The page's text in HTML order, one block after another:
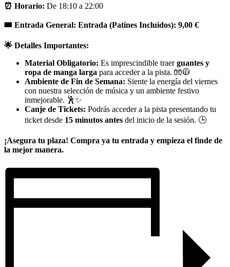
⏰ Horario: De 18:10 a 22:00
🎟️ Entrada General: Entrada (Patines Incluidos): 9,00 €
🌟 Detalles Importantes:
Material Obligatorio: Es imprescindible traerguantes y
ropa de manga larga para acceder a la pista. 🧤🧥
Ambiente de Fin de Semana: Siente la energía del viernes
con nuestra selección de música y un ambiente festivo
inmejorable. 🕺✨
Canje de Tickets: Podrás acceder a la pista presentando tu
ticket desde 15 minutos antes del inicio de la sesión. 🕒
¡Asegura tu plaza! Compra ya tu entrada y empieza el finde de
la mejor manera.